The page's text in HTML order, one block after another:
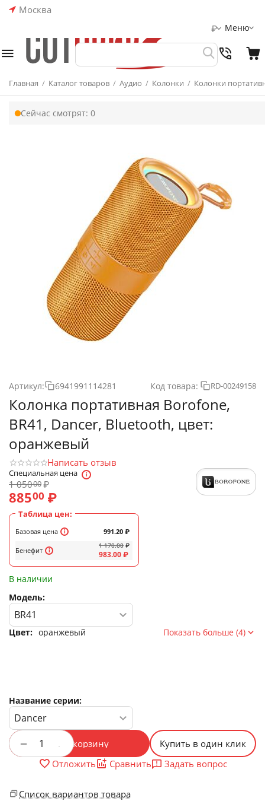
Москва
Меню
₽
Главная / Каталог товаров / Аудио / Колонки / Колонки
Сейчас смотрят: 0
Артикул: 6941991114281 Код товара: RD-00249158
Колонка портативная Borofone,
BR41, Dancer, Bluetooth, цвет:
оранжевый
Написать отзыв
Специальная цена
1 05000₽
88500 ₽
Таблица цен:
Базовая цена
Бенефит
991.20 ₽
1 170.00 ₽
983.00₽
В наличии
Модель:
Цвет: оранжевый Показать больше (4)
Название серии:
+
− В корзину
Купить в один клик
Отложить
Сравнить Задать вопрос
Список вариантов товара